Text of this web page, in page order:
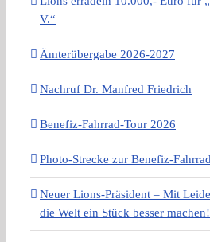
V.“
Ämterübergabe 2026-2027
Nachruf Dr. Manfred Friedrich
Benefiz-Fahrrad-Tour 2026
Photo-Strecke zur Benefiz-
Neuer Lions-Präsident – Mit
die Welt ein Stück besser machen!